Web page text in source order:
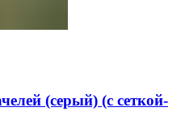
(серый) (с сеткой-